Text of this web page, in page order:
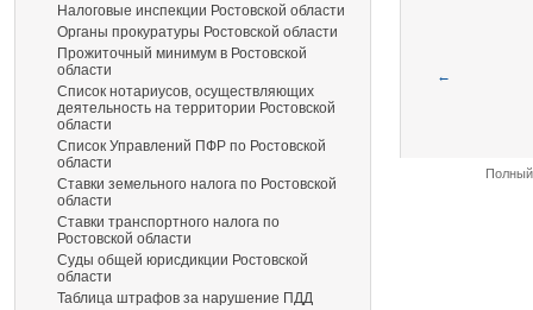
Налоговые инспекции Ростовской области
Органы прокуратуры Ростовской области
Прожиточный минимум в Ростовской
области
Список нотариусов, осуществляющих
деятельность на территории Ростовской
области
Список Управлений ПФР по Ростовской
области
Ставки земельного налога по Ростовской
области
Ставки транспортного налога по
Ростовской области
Суды общей юрисдикции Ростовской
области
Таблица штрафов за нарушение ПДД
←